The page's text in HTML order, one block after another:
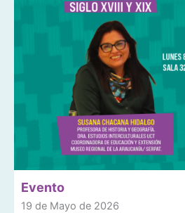
Evento
19 de Mayo de 2026